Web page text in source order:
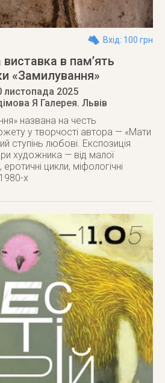
Вхід: 100 грн
в пам’ять
«Замилування»
листопада 2025
Я Галерея. Львів
названа на честь
у творчості автора — «Мати
ступінь любові. Експозиція
художника — від малої
цикли, міфологічні
х